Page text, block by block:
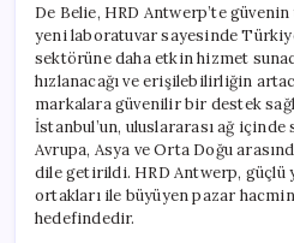
De Belie, HRD Antwerp’te
yeni laboratuvar sayesinde
sektörüne daha etkin hizmet
hızlanacağı ve erişilebilirliğin
markalara güvenilir bir destek
İstanbul’un, uluslararası ağ
Avrupa, Asya ve Orta Doğu
dile getirildi. HRD Antwerp, güçlü
ortakları ile büyüyen pazar
hedefindedir.